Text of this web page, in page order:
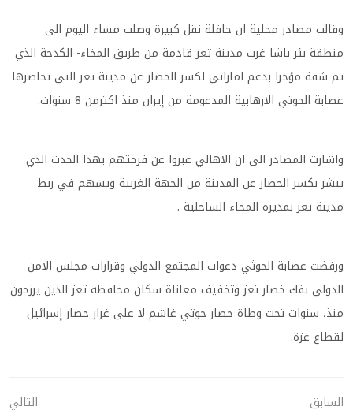
وقالت مصادر محلية ان حافلة نقل كبيرة وصلت مساء اليوم الى
منطقة بئر باشا غرب مدينة تعز قادمة من طريق المخاء- الكدحة الذي
تم شقة مؤخرا بدعم اماراتي لكسر الحصار عن مدينة تعز التي تحاصرها
عصابة الحوثي الارهابية المدعومة من إيران منذ اكثرمن 8 سنوات.
واشارت المصادر الى ان الاهالي عبروا عن فرحتهم بهذا الحدث الذي
يبشر بكسر الحصار عن المدينة من الجهة الغربية ويسهم في ربط
مدينة تعز بمديرة المخاء الساحلية .
ورفضت عصابة الحوثي دعوات المجتمع الدولي وقرارات مجلس الامن
الدولي بفك خصار تعز وتخفيف معاناة سكان محافظة تعز الذين يرزحون
منذ، سنوات تحت وطاة حصار حوثي غاشم لا على غرار حصار إسرائيل
لقطاع غزة.
السابق
التالي